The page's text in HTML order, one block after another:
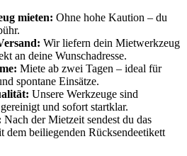
mieten: Ohne hohe Kaution – du
Wir liefern dein Mietwerkzeug
an deine Wunschadresse.
Miete ab zwei Tagen – ideal für
spontane Einsätze.
Unsere Werkzeuge sind
und sofort startklar.
Nach der Mietzeit sendest du das
dem beiliegenden Rücksendeetikett